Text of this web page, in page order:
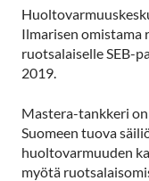
Ilmarisen
ruotsalaiselle SEB-
2019.
Mastera-tankkeri
Suomeen tuova
huoltovarmuuden
myötä